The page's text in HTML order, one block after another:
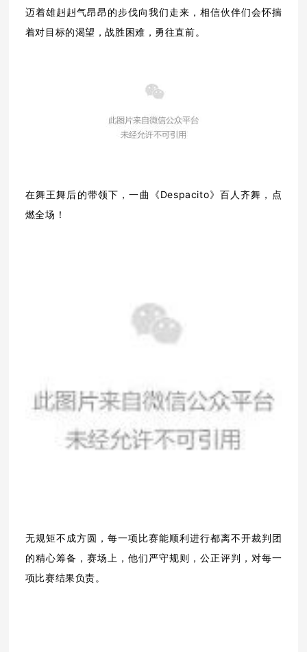
迈着雄赳赳气昂昂的步伐向我们走来，相信伙伴们会怀揣
着对目标的渴望，战胜困难，勇往直前。
在舞王舞后的带领下，一曲《Despacito》百人齐舞，点
燃全场！
无规矩不成方圆，每一项比赛能顺利进行都离不开裁判团
的精心筹备，赛场上，他们严守规则，公正评判，对每一
项比赛结果负责。